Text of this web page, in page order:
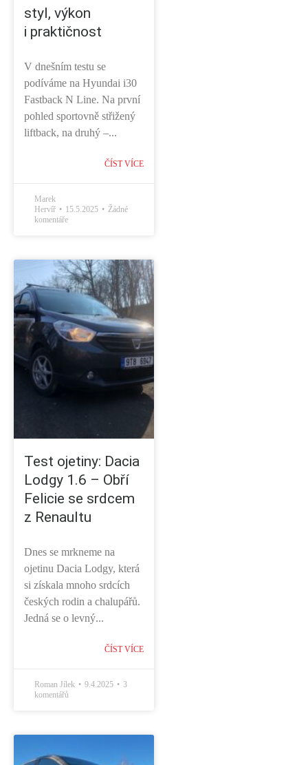
styl, výkon
i praktičnost
V dnešním testu se
podíváme na Hyundai i30
Fastback N Line. Na první
pohled sportovně střižený
liftback, na druhý –...
ČÍST VÍCE
Marek
Hervíř
15.5.2025
Žádné
komentáře
Test ojetiny: Dacia
Lodgy 1.6 – Obří
Felicie se srdcem
z Renaultu
Dnes se mrkneme na
ojetinu Dacia Lodgy, která
si získala mnoho srdcích
českých rodin a chalupářů.
Jedná se o levný...
ČÍST VÍCE
Roman Jílek 9.4.2025
3
komentářů